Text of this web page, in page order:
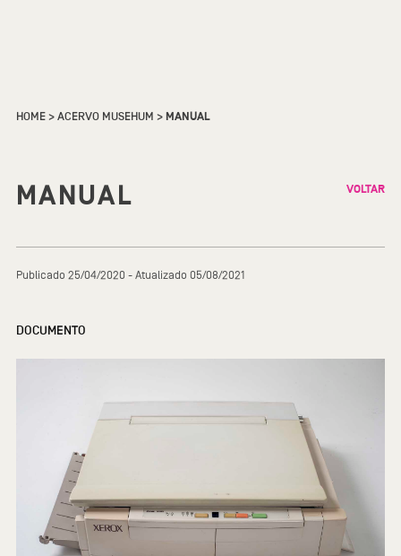
HOME>ACERVO MUSEHUM >MANUAL
MANUAL VOLTAR
Publicado 25/04/2020 - Atualizado 05/08/2021
DOCUMENTO